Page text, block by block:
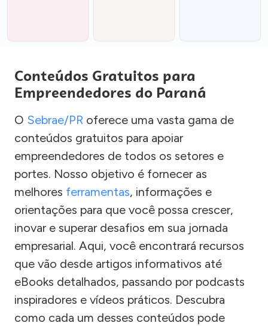
Conteúdos Gratuitos para
Empreendedores do Paraná
O Sebrae/PR oferece uma vasta gama de
conteúdos gratuitos para apoiar
empreendedores de todos os setores e
portes. Nosso objetivo é fornecer as
melhores ferramentas, informações e
orientações para que você possa crescer,
inovar e superar desafios em sua jornada
empresarial. Aqui, você encontrará recursos
que vão desde artigos informativos até
eBooks detalhados, passando por podcasts
inspiradores e vídeos práticos. Descubra
como cada um desses conteúdos pode